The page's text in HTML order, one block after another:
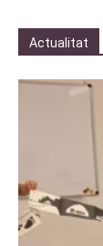
Actualitat